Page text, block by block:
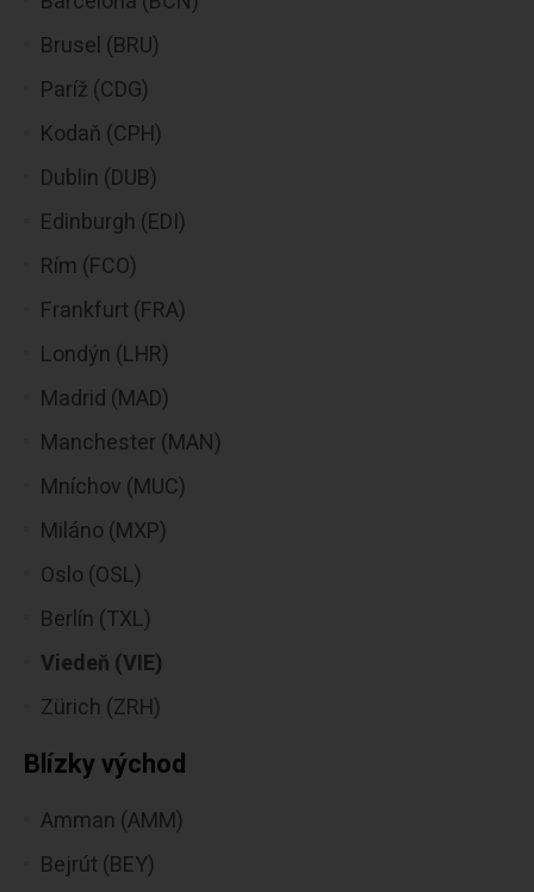
Brusel (BRU)
Paríž (CDG)
Kodaň (CPH)
Dublin (DUB)
Edinburgh (EDI)
Rím (FCO)
Frankfurt (FRA)
Londýn (LHR)
Madrid (MAD)
Manchester (MAN)
Mníchov (MUC)
Miláno (MXP)
Oslo (OSL)
Berlín (TXL)
Viedeň (VIE)
Zürich (ZRH)
Blízky východ
Amman (AMM)
Bejrút (BEY)